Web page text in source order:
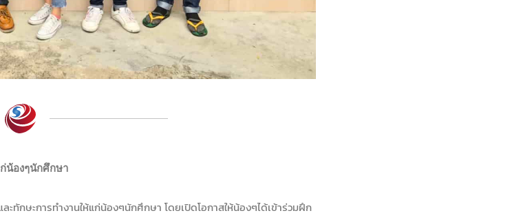
น้องๆนักศึกษา
ทักษะการทำงานให้แก่น้องๆนักศึกษา โดยเปิดโอกาสให้น้องๆได้เข้าร่วมฝึก